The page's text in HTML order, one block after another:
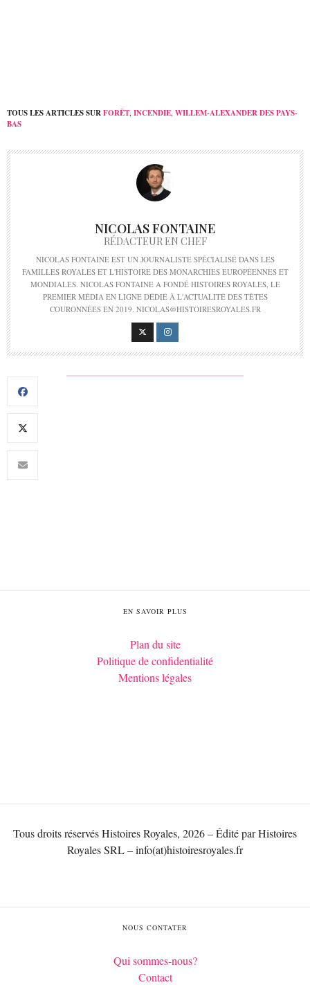
TOUS LES ARTICLES SURFORÊT, INCENDIE, WILLEM-ALEXANDER DES PAYS-
BAS
NICOLAS FONTAINE
RÉDACTEUR EN CHEF
NICOLAS FONTAINE EST UN JOURNALISTE SPÉCIALISÉ DANS LES
FAMILLES ROYALES ET L'HISTOIRE DES MONARCHIES EUROPÉENNES ET
MONDIALES. NICOLAS FONTAINE A FONDÉ HISTOIRES ROYALES, LE
PREMIER MÉDIA EN LIGNE DÉDIÉ À L'ACTUALITÉ DES TÊTES
COURONNÉES EN 2019. NICOLAS@HISTOIRESROYALES.FR
EN SAVOIR PLUS
Plan du site
Politique de confidentialité
Mentions légales
Tous droits réservés Histoires Royales, 2026 – Édité par Histoires
Royales SRL – info(at)histoiresroyales.fr
NOUS CONTATER
Qui sommes-nous?
Contact